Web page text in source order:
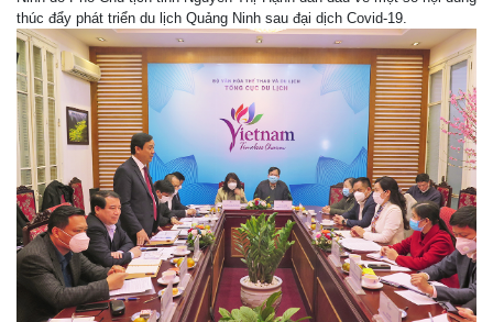
thúc đẩy phát triển du lịch Quảng Ninh sau đại dịch Covid-19.